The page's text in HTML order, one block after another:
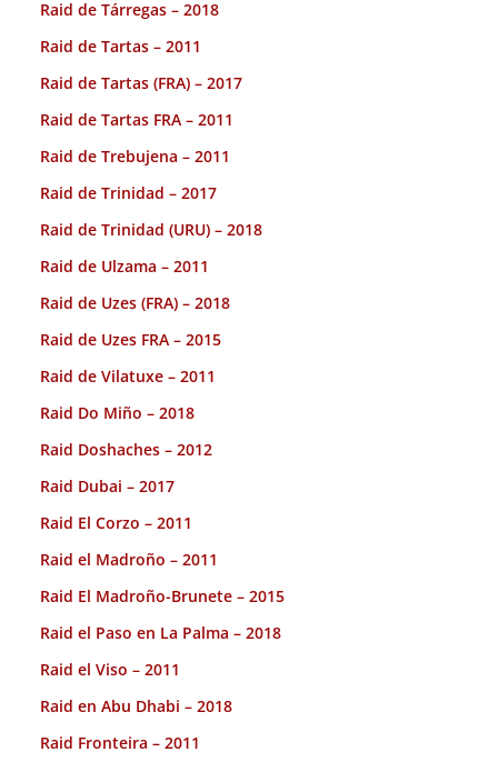
Raid de Tárregas – 2018
Raid de Tartas – 2011
Raid de Tartas (FRA) – 2017
Raid de Tartas FRA – 2011
Raid de Trebujena – 2011
Raid de Trinidad – 2017
Raid de Trinidad (URU) – 2018
Raid de Ulzama – 2011
Raid de Uzes (FRA) – 2018
Raid de Uzes FRA – 2015
Raid de Vilatuxe – 2011
Raid Do Miño – 2018
Raid Doshaches – 2012
Raid Dubai – 2017
Raid El Corzo – 2011
Raid el Madroño – 2011
Raid El Madroño-Brunete – 2015
Raid el Paso en La Palma – 2018
Raid el Viso – 2011
Raid en Abu Dhabi – 2018
Raid Fronteira – 2011